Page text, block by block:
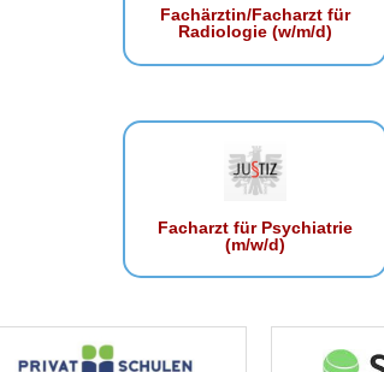
Fachärztin/Facharzt für
Radiologie (w/m/d)
Facharzt für Psychiatrie
(m/w/d)